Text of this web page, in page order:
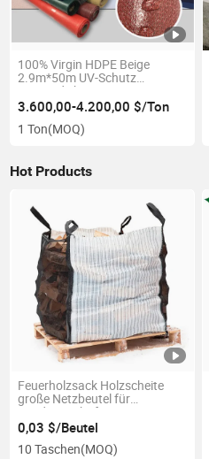
100% Virgin HDPE Beige
2.9m*50m UV-Schutz
wasserdichte
Schattennetzstoff mit PE-
Beschichtung für Parkplatz
3.600,00-4.200,00 $/Ton
1 Ton(MOQ)
Hot Products
Feuerholzsack Holzscheite
große Netzbeutel für
Landwirtschaft
0,03 $/Beutel
10 Taschen(MOQ)